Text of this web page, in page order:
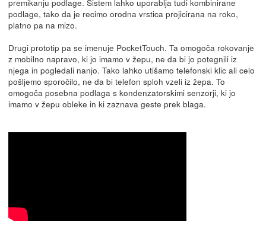
podlage, tako da je recimo orodna vrstica projicirana na roko,
platno pa na mizo.
Drugi prototip pa se imenuje PocketTouch. Ta omogoča rokovanje
z mobilno napravo, ki jo imamo v žepu, ne da bi jo potegnili iz
njega in pogledali nanjo. Tako lahko utišamo telefonski klic ali celo
pošljemo sporočilo, ne da bi telefon sploh vzeli iz žepa. To
omogoča posebna podlaga s kondenzatorskimi senzorji, ki jo
imamo v žepu obleke in ki zaznava geste prek blaga.